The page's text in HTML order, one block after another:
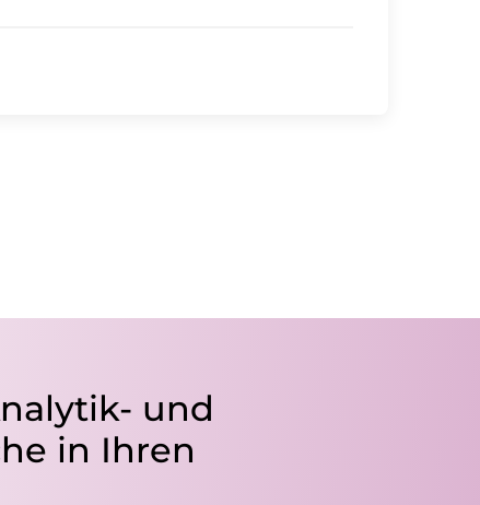
und
in Ihren